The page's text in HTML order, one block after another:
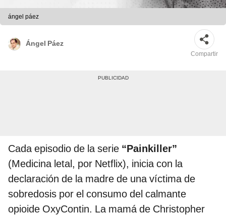
ángel páez
Ángel Páez
Compartir
Cada episodio de la serie “Painkiller”
(Medicina letal, por Netflix), inicia con la
declaración de la madre de una víctima de
sobredosis por el consumo del calmante
opioide OxyContin. La mamá de Christopher